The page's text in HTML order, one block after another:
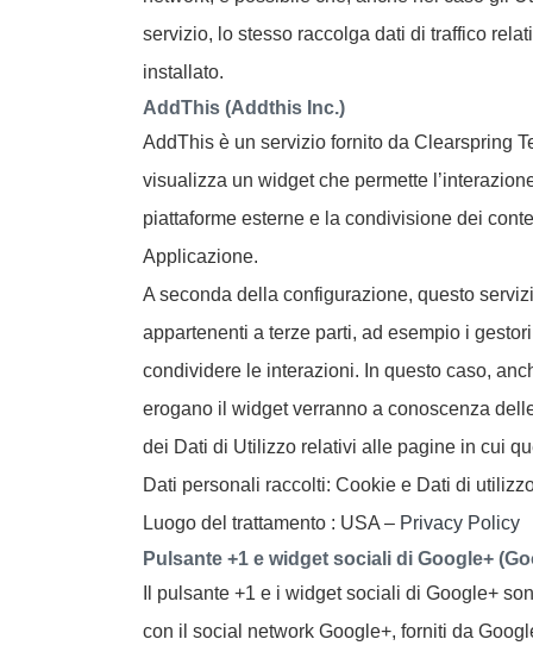
servizio, lo stesso raccolga dati di traffico
installato.
AddThis (Addthis Inc.)
AddThis è un servizio fornito da Clearspring
visualizza un widget che permette
piattaforme esterne e la condivisione dei
Applicazione.
A seconda della configurazione, questo
appartenenti a terze parti, ad esempio i
condividere le interazioni. In questo caso,
erogano il widget verranno a conoscenza
dei Dati di Utilizzo relativi alle pagine in cui
Dati personali raccolti: Cookie e Dati di
Luogo del trattamento : USA – Privacy Policy
Pulsante +1 e widget sociali di Google+
Il pulsante +1 e i widget sociali di Google+
con il social network Google+, forniti da